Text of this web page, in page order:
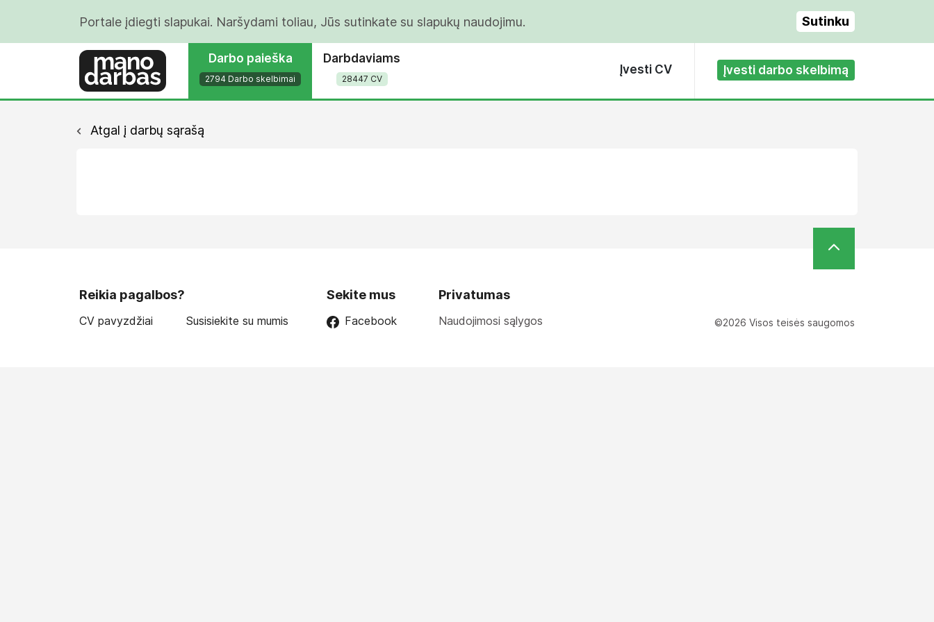
Portale įdiegti slapukai. Naršydami toliau, Jūs sutinkate su slapukų naudojimu. Sutinku
Darbo paieška
2794 Darbo skelbimai
Darbdaviams
28447 CV
Įvesti CV Įvesti darbo skelbimą
Atgal į darbų sąrašą
Reikia pagalbos?
CV pavyzdžiai Susisiekite su mumis
Sekite mus
Facebook
Privatumas
Naudojimosi sąlygos ©2026 Visos teisės saugomos